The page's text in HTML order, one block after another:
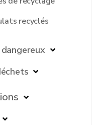
recyclés